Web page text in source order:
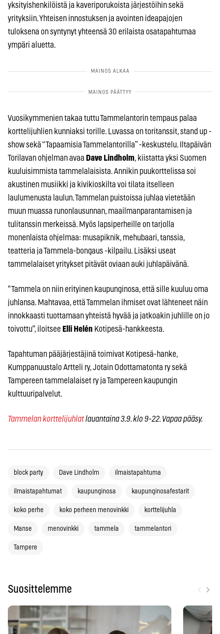
yksityishenkilöistä ja kaveriporukoista järjestöihin sekä
yrityksiin. Yhteisen innostuksen ja avointen ideapajojen
tuloksena on syntynyt yhteensä 30 erilaista osatapahtumaa
ympäri aluetta.
Vuosikymmenien takaa tuttu Tammelantorin tempaus palaa
korttelijuhlien kunniaksi torille. Luvassa on toritanssit, stand up -
show sekä “Tapaamisia Tammelantorilla” -keskustelu. Iltapäivän
Torilavan ohjelman avaa Dave Lindholm, kiistatta yksi Suomen
kuuluisimmista tammelalaisista. Annikin puukorttelissa soi
akustinen musiikki ja kivikioskilta voi tilata itselleen
laulumenusta laulun. Tammelan puistoissa juhlaa vietetään
muun muassa runonlausunnan, maailmanparantamisen ja
tulitanssin merkeissä. Myös lapsiperheille on tarjolla
monenlaista ohjelmaa: musapiknik, mehubaari, tanssia,
teatteria ja Tammela-bongaus -kilpailu. Lisäksi useat
tammelalaiset yritykset pitävät oviaan auki juhlapäivänä.
"Tammela on niin erityinen kaupunginosa, että sille kuuluu oma
juhlansa. Mahtavaa, että Tammelan ihmiset ovat lähteneet näin
innokkaasti tuottamaan yhteistä hyvää ja jatkoakin juhlille on jo
toivottu", iloitsee Elli Helén Kotipesä-hankkeesta.
Tapahtuman pääjärjestäjinä toimivat Kotipesä-hanke,
Kumppanuustalo Artteli ry, Jotain Odottamatonta ry sekä
Tampereen tammelalaiset ry ja Tampereen kaupungin
kulttuuripalvelut.
Tammelan korttelijuhlatlauantaina 3.9. klo 9-22. Vapaa pääsy.
block party Dave Lindholm ilmaistapahtuma
ilmaistapahtumat kaupunginosa kaupunginosafestarit
koko perhe koko perheen menovinkki korttelijuhla
Manse menovinkki tammela tammelantori
Tampere
Suosittelemme ›